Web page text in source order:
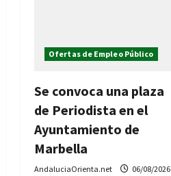
Ofertas de Empleo Público
Se convoca una plaza
de Periodista en el
Ayuntamiento de
Marbella
AndaluciaOrienta.net 06/08/2026